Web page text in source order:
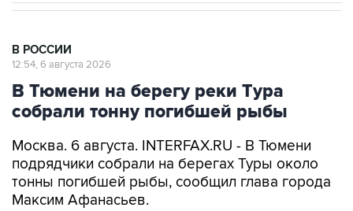
В РОССИИ
12:54, 6 августа 2026
В Тюмени на берегу реки Тура
собрали тонну погибшей рыбы
Москва. 6 августа. INTERFAX.RU - В Тюмени
подрядчики собрали на берегах Туры около
тонны погибшей рыбы, сообщил глава города
Максим Афанасьев.